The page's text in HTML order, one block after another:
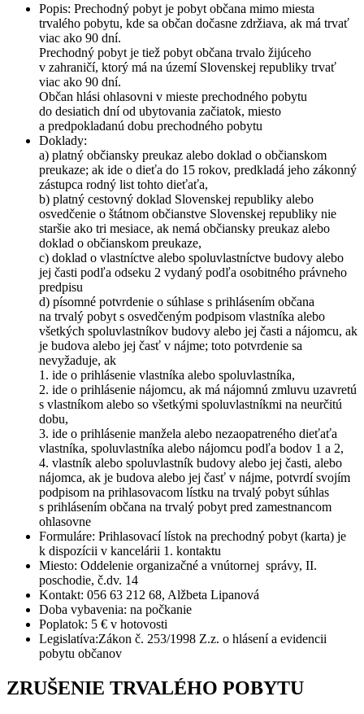
Popis: Prechodný pobyt je pobyt občana mimo miesta
trvalého pobytu, kde sa občan dočasne zdržiava, ak má trvať
viac ako 90 dní.
Prechodný pobyt je tiež pobyt občana trvalo žijúceho
v zahraničí, ktorý má na území Slovenskej republiky trvať
viac ako 90 dní.
Občan hlási ohlasovni v mieste prechodného pobytu
do desiatich dní od ubytovania začiatok, miesto
a predpokladanú dobu prechodného pobytu
Doklady:
a) platný občiansky preukaz alebo doklad o občianskom
preukaze; ak ide o dieťa do 15 rokov, predkladá jeho zákonný
zástupca rodný list tohto dieťaťa,
b) platný cestovný doklad Slovenskej republiky alebo
osvedčenie o štátnom občianstve Slovenskej republiky nie
staršie ako tri mesiace, ak nemá občiansky preukaz alebo
doklad o občianskom preukaze,
c) doklad o vlastníctve alebo spoluvlastníctve budovy alebo
jej časti podľa odseku 2 vydaný podľa osobitného právneho
predpisu
d) písomné potvrdenie o súhlase s prihlásením občana
na trvalý pobyt s osvedčeným podpisom vlastníka alebo
všetkých spoluvlastníkov budovy alebo jej časti a nájomcu, ak
je budova alebo jej časť v nájme; toto potvrdenie sa
nevyžaduje, ak
1. ide o prihlásenie vlastníka alebo spoluvlastníka,
2. ide o prihlásenie nájomcu, ak má nájomnú zmluvu uzavretú
s vlastníkom alebo so všetkými spoluvlastníkmi na neurčitú
dobu,
3. ide o prihlásenie manžela alebo nezaopatreného dieťaťa
vlastníka, spoluvlastníka alebo nájomcu podľa bodov 1 a 2,
4. vlastník alebo spoluvlastník budovy alebo jej časti, alebo
nájomca, ak je budova alebo jej časť v nájme, potvrdí svojím
podpisom na prihlasovacom lístku na trvalý pobyt súhlas
s prihlásením občana na trvalý pobyt pred zamestnancom
ohlasovne
Formuláre: Prihlasovací lístok na prechodný pobyt (karta) je
k dispozícii v kancelárii 1. kontaktu
Miesto: Oddelenie organizačné a vnútornej správy, II.
poschodie, č.dv. 14
Kontakt: 056 63 212 68, Alžbeta Lipanová
Doba vybavenia: na počkanie
Poplatok: 5 € v hotovosti
Legislatíva:Zákon č. 253/1998 Z.z. o hlásení a evidencii
pobytu občanov
ZRUŠENIE TRVALÉHO POBYTU